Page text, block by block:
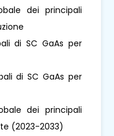
dei principali
di SC GaAs per
di SC GaAs per
dei principali
(2023-2033)